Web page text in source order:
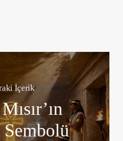
İçerik
Sembolü